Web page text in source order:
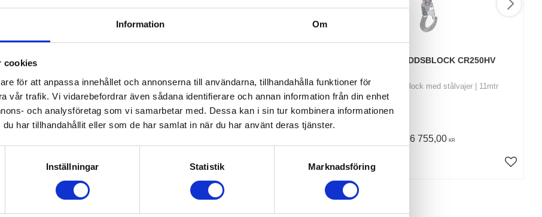
Information Om
cookies
för att anpassa innehållet och annonserna till användarna, tillhandahålla funktioner för
vår trafik. Vi vidarebefordrar även sådana identifierare och annan information från din enhet
och analysföretag som vi samarbetar med. Dessa kan i sin tur kombinera informationen
har tillhandahållit eller som de har samlat in när du har använt deras tjänster.
Inställningar Statistik Marknadsföring
P-03
P-03 Finns i storlekarna M-XL
användarvikt: 140 kg Material:
Galvaniserat stålBand:
mm Vikt: 0,7kg Selen är tillverkad i
enlighet med EN 361
​Fallskyddskit Universal | Finns i storlek M–XL
och är tillverkad i enlighet med EN 361
FALLSKYDDSBLOCK CR250HV
Fallskyddsblock med stålvajer | 11mtr
6 755,00 KR
KÖP